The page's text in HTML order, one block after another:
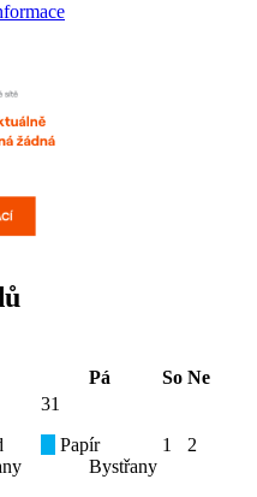
Pá So Ne
31
Papír
Bystřany
1 2